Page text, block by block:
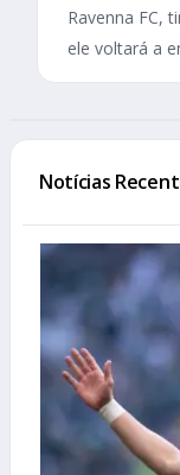
Ravenna FC,
ele voltará a
Notícias